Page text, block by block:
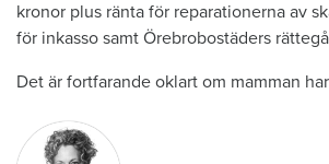
kronor plus ränta för reparationerna av
för inkasso samt Örebrobostäders
Det är fortfarande oklart om mamman